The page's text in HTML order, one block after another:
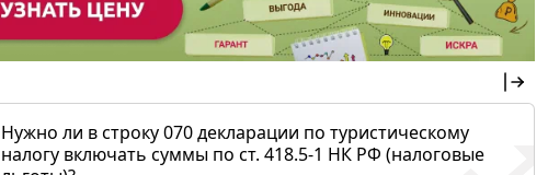
Нужно ли в строку 070 декларации по туристическому
налогу включать суммы по ст. 418.5-1 НК РФ (налоговые